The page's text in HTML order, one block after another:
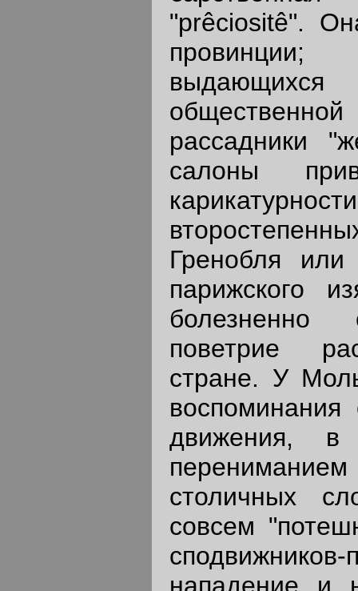
"prêciositê".
провинции;
общественной
рассадники
салоны
Гренобля
парижского
поветрие
стране. У
движения,
столичных
совсем